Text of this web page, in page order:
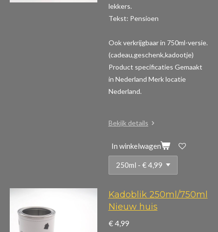
lekkers.
Tekst: Pensioen
Ook verkrijgbaar in 750ml-versie.
(cadeau,geschenk,kadootje)
Product specificaties Gemaakt
in Nederland Merk locatie
Nederland.
Bekijk details
In winkelwagen
Kadoblik 250ml/750ml
Nieuw huis
€ 4,99